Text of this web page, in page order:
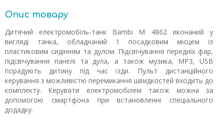
Опис товару
Дитячий електромобіль-танк Bambi M 4862 иконаний у
вигляді танка, обладнаний 1 посадковим місцем із
пластиковим сидінням та дулом. Підсвічування передніх фар,
підсвічування панелі та дула, а також музика, MP3, USB
порадують дитину під час їзди. Пульт дистанційного
керування з можливістю перемикання швидкостей входить до
комплекту. Керувати електромобілем також можна за
допомогою смартфона при встановленні спеціального
додадку.